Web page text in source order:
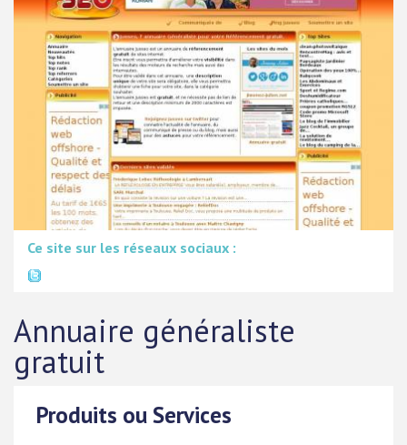
Ce site sur les réseaux sociaux :
Annuaire généraliste
gratuit
Produits ou Services